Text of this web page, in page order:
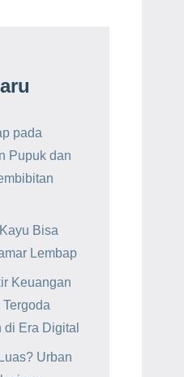
pada
Pupuk dan
Bisa
Lembap
Keuangan
di Era Digital
Urban